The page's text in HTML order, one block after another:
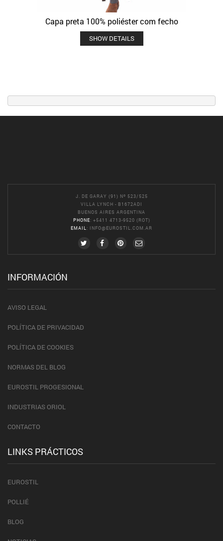
Capa preta 100% poliéster com fecho
SHOW DETAILS
J. DE GARAY (91) Nº 523/525
VILLA LYNCH - B1672ADI
BUENOS AIRES ARGENTINA
PHONE: +5411 4713-9520 (ROT)
EMAIL : INFO@EUROSTIL.COM.AR
INFORMACIÓN
AVISO LEGAL
POLÍTICA DE PRIVACIDAD
POLÍTICA DE COOKIES
NORMAS DEL BLOG
EUROSTIL PROGESIONAL
INDUSTRIAS ORIOL
CONTACTO
LINKS PRÁCTICOS
EUROSTIL
POLLIÉ
BLOG